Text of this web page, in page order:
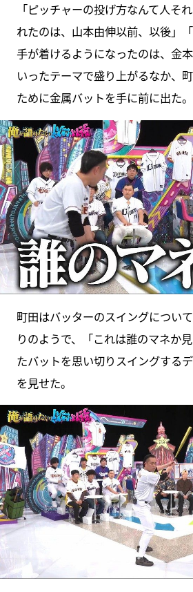
「ピッチャーの投げ方なんて人そ
れたのは、山本由伸以前、以後」
手が着けるようになったのは、金
いったテーマで盛り上がるなか、
ために金属バットを手に前に出た。
町田はバッターのスイングについ
りのようで、「これは誰のマネか
たバットを思い切りスイングする
を見せた。